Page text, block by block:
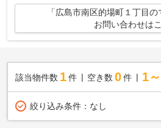
「広島市南区的場町１丁目
お問い合わせは
該当物件数 1件 空き数 0 件 1
絞り込み条件： なし